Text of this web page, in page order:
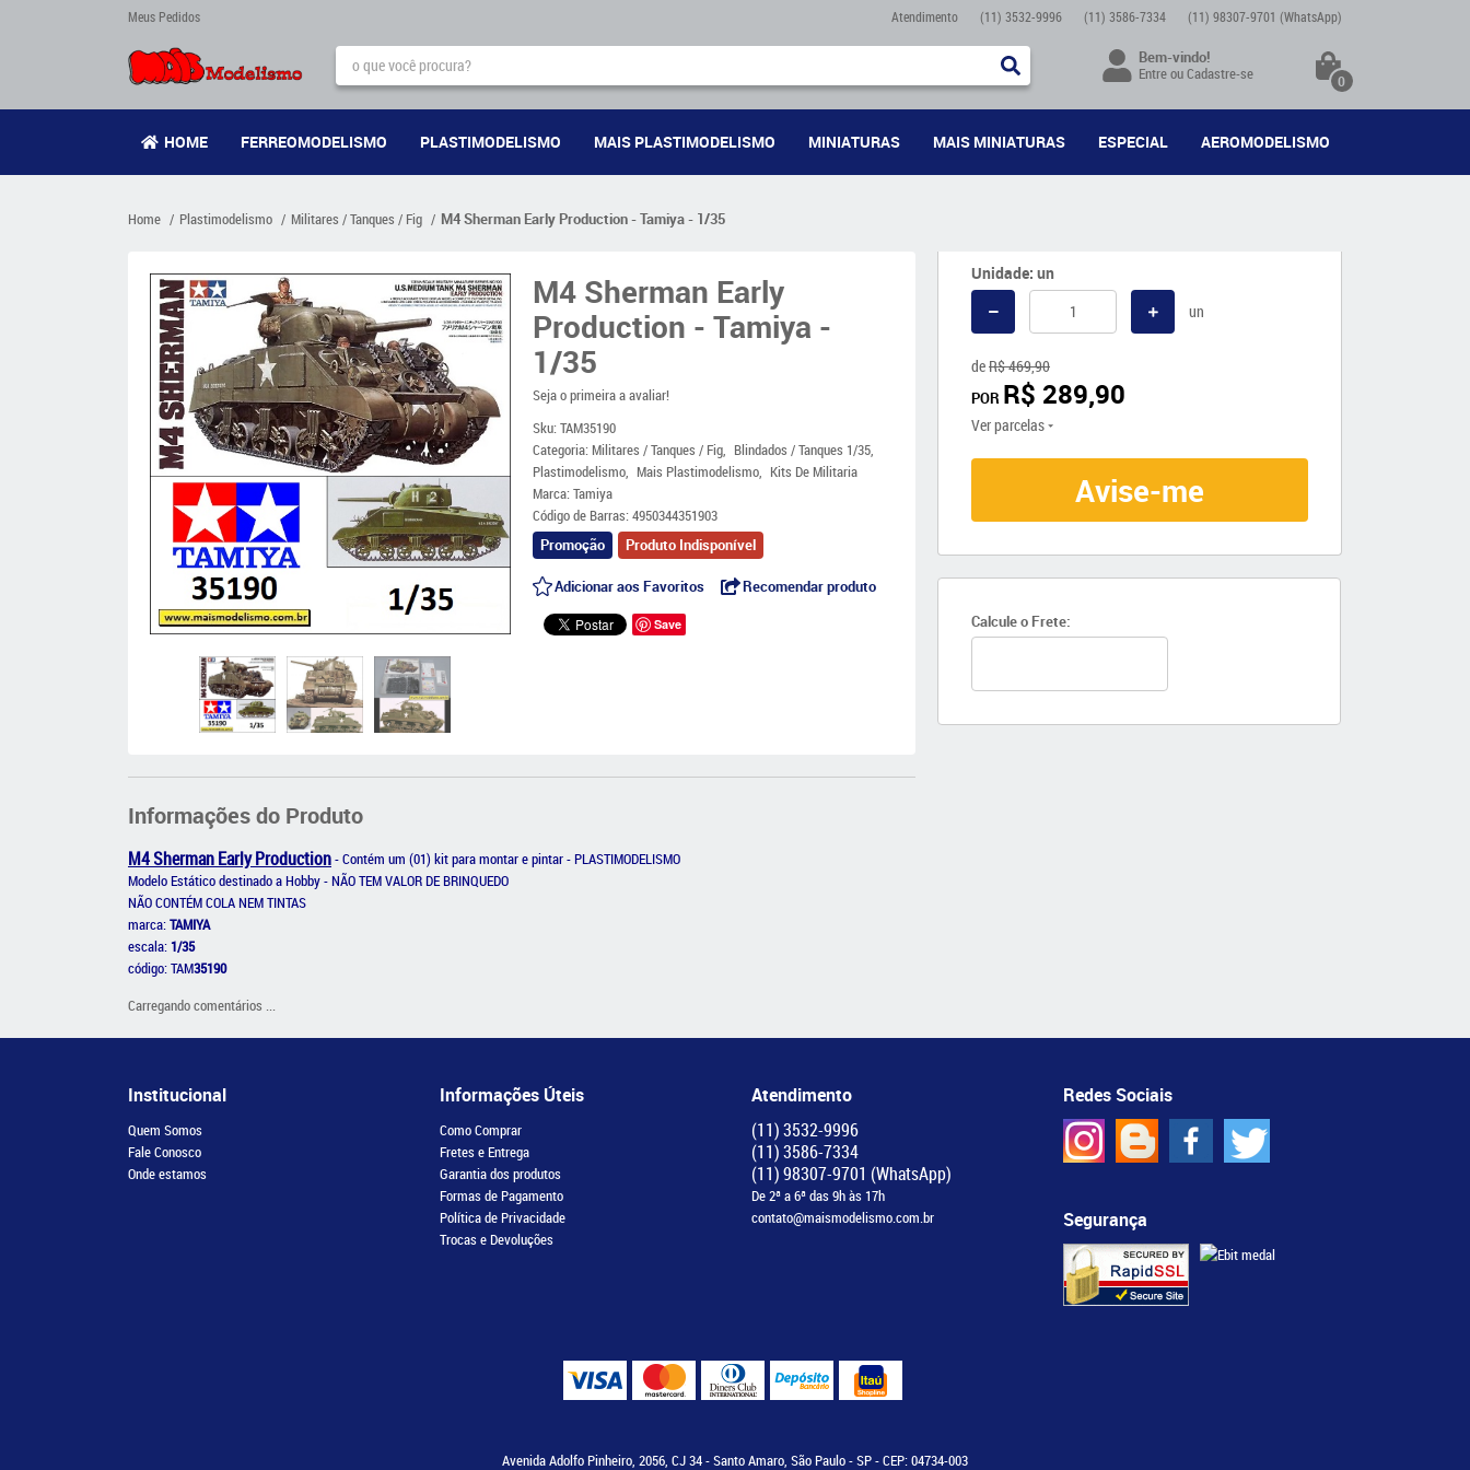
Meus Pedidos Atendimento (11) 3532-9996 (11) 3586-7334 (11) 98307-9701 (WhatsApp)
Bem-vindo!
EntreouCadastre-se 0
HOME FERREOMODELISMO PLASTIMODELISMO MAIS PLASTIMODELISMO MINIATURAS MAIS MINIATURAS ESPECIAL AEROMODELISMO
Home Plastimodelismo Militares / Tanques / Fig M4 Sherman Early Production - Tamiya - 1/35
M4 Sherman Early
Production - Tamiya -
1/35
Seja o primeira a avaliar!
Sku:TAM35190
Categoria: Militares / Tanques / Fig
Blindados / Tanques 1/35
Plastimodelismo
Mais Plastimodelismo
Kits De Militaria
Marca:Tamiya
Código de Barras:4950344351903
Promoção
Produto Indisponível
Adicionar aos Favoritos Recomendar produto
Save
Unidade: un
un
deR$ 469,90
POR R$ 289,90
Ver parcelas
Avise-me
Calcule o Frete:
Informações do Produto
M4 Sherman Early Production- Contém um (01) kit para montar e pintar - PLASTIMODELISMO
Modelo Estático destinado a Hobby - NÃO TEM VALOR DE BRINQUEDO
NÃO CONTÉM COLA NEM TINTAS
marca:TAMIYA
escala: 1/35
código: TAM35190
Carregando comentários ...
Institucional
Quem Somos
Fale Conosco
Onde estamos
Informações Úteis
Como Comprar
Fretes e Entrega
Garantia dos produtos
Formas de Pagamento
Política de Privacidade
Trocas e Devoluções
Atendimento
(11)3532-9996
(11)3586-7334
(11)98307-9701 (WhatsApp)
De 2ª a 6ª das 9h às 17h
contato@maismodelismo.com.br
Redes Sociais
Segurança
Avenida Adolfo Pinheiro, 2056, CJ 34-Santo Amaro, São Paulo-SP-CEP: 04734-003